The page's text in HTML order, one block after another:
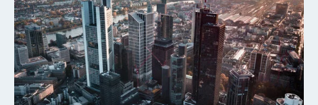
P
h
ili
p
p
T
h